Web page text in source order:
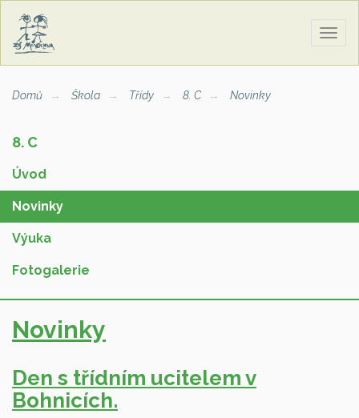
Domů Škola Třídy 8. C Novinky
8. C
Úvod
Novinky
Výuka
Fotogalerie
Novinky
Den s třídním ucitelem v
Bohnicích.